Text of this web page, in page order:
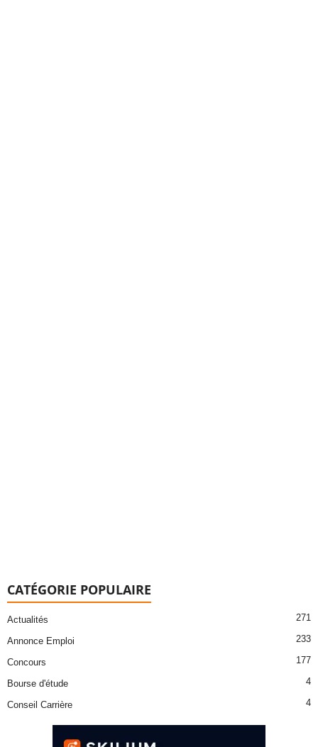
CATÉGORIE POPULAIRE
Actualités 271
Annonce Emploi 233
Concours 177
Bourse d'étude 4
Conseil Carrière 4